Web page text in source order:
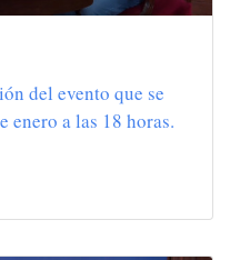
del evento que se
enero a las 18 horas.